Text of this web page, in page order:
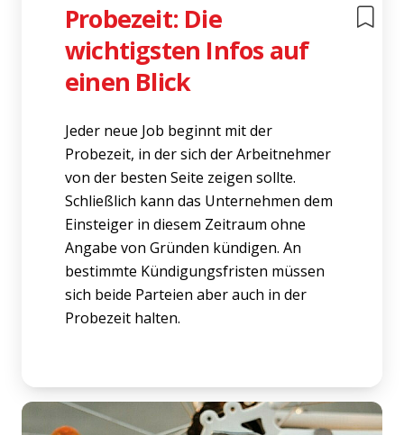
Probezeit: Die
wichtigsten Infos auf
einen Blick
Jeder neue Job beginnt mit der
Probezeit, in der sich der Arbeitnehmer
von der besten Seite zeigen sollte.
Schließlich kann das Unternehmen dem
Einsteiger in diesem Zeitraum ohne
Angabe von Gründen kündigen. An
bestimmte Kündigungsfristen müssen
sich beide Parteien aber auch in der
Probezeit halten.